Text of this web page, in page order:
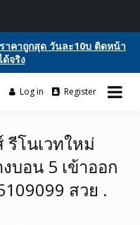
าคาถูกสุด วันละ10บ ติดหน้า
จริง
ศขายบ้านที่ดิน
นต์ สินค้าและ
ประกาศ ติดgooglesหน้า1ฟรี
Log in Register
รีโนเวทใหม่
บอน 5 เข้าออก
สวย .